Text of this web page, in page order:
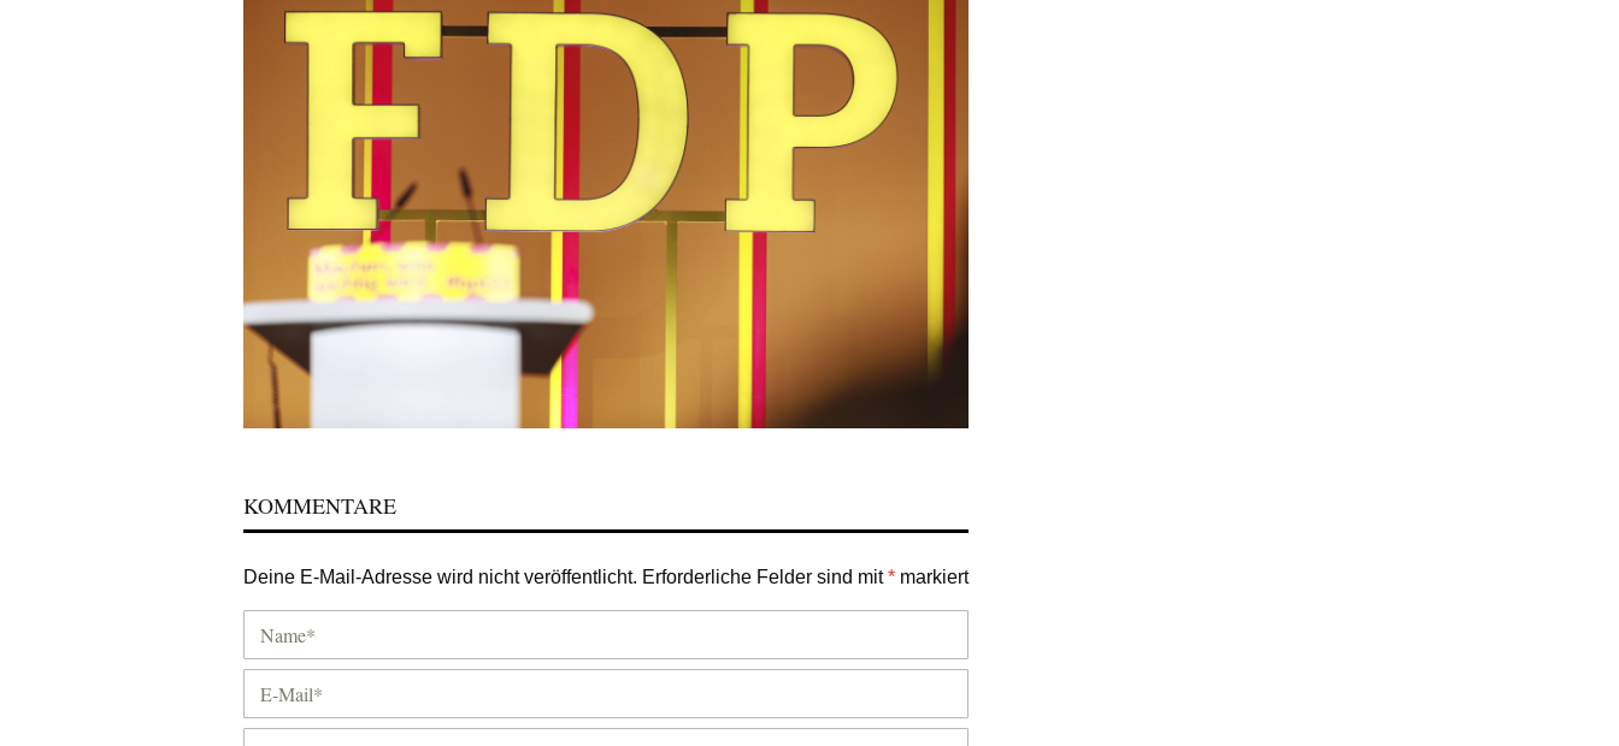
KOMMENTARE
Deine E-Mail-Adresse wird nicht veröffentlicht. Erforderliche Felder sind mit* markiert